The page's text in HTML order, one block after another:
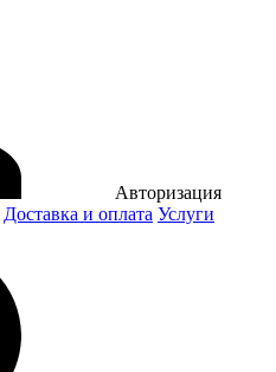
Авторизация
Доставка и оплата Услуги